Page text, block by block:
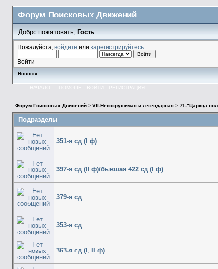
Форум Поисковых Движений
Добро пожаловать, Гость
Пожалуйста, войдите или зарегистрируйтесь.
Войти
Новости:
НАЧАЛО ПОМОЩЬ ВОЙТИ РЕГИСТРАЦИЯ
Форум Поисковых Движений> VII-Несокрушимая и легендарная> 71-"Царица
Подразделы
351-я сд (I ф)
397-я сд (II ф)/бывшая 422 сд (I ф)
379-я сд
353-я сд
363-я сд (I, II ф)